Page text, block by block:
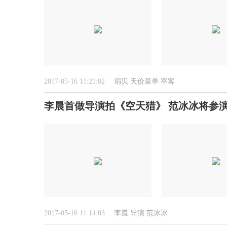
2017-05-16 11:21:02 扇贝 天价菜单 宰客
李晨首做导演拍《空天猎》 范冰冰将参
2017-05-16 11:14:03 李晨 导演 范冰冰